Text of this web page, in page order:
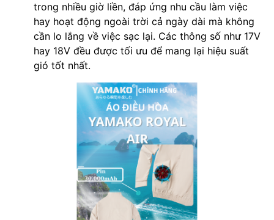
trong nhiều giờ liền, đáp ứng nhu cầu làm việc
hay hoạt động ngoài trời cả ngày dài mà không
cần lo lắng về việc sạc lại. Các thông số như 17V
hay 18V đều được tối ưu để mang lại hiệu suất
gió tốt nhất.